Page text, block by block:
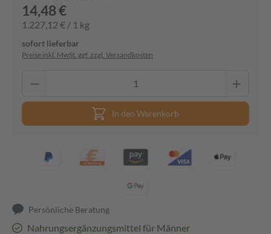
14,48 €
1.227,12 € / 1 kg
sofort lieferbar
Preise inkl. MwSt. ggf. zzgl. Versandkosten
In den Warenkorb
Persönliche Beratung
Nahrungsergänzungsmittel für Männer